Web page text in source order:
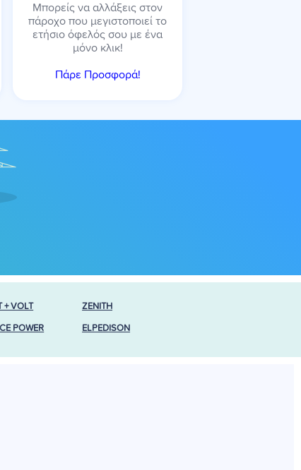
Μπορείς να αλλάξεις στον
πάροχο που μεγιστοποιεί το
ετήσιο όφελός σου με ένα
μόνο κλικ!
Πάρε Προσφορά!
+ VOLT
POWER
ZENITH
ELPEDISON